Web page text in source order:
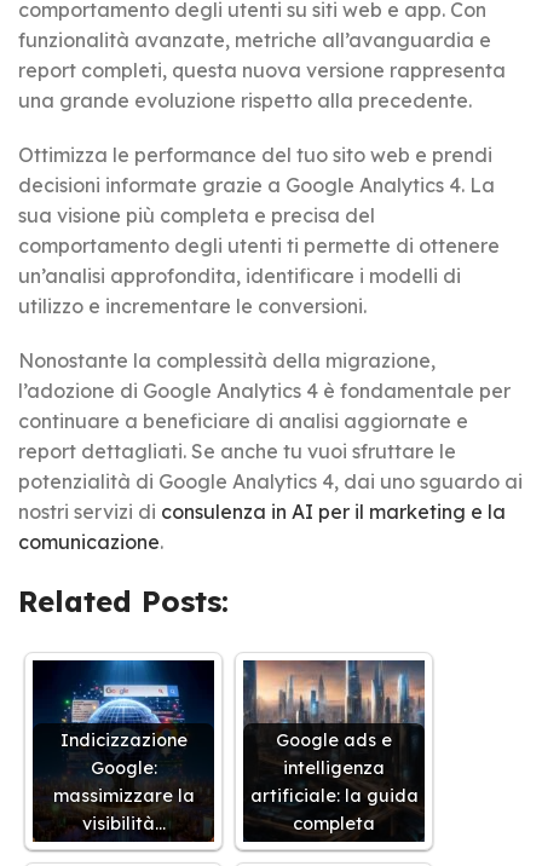
comportamento degli utenti su siti web e app. Con
funzionalità avanzate, metriche all’avanguardia e
report completi, questa nuova versione rappresenta
una grande evoluzione rispetto alla precedente.
Ottimizza le performance del tuo sito web e prendi
decisioni informate grazie a Google Analytics 4. La
sua visione più completa e precisa del
comportamento degli utenti ti permette di ottenere
un’analisi approfondita, identificare i modelli di
utilizzo e incrementare le conversioni.
Nonostante la complessità della migrazione,
l’adozione di Google Analytics 4 è fondamentale per
continuare a beneficiare di analisi aggiornate e
report dettagliati. Se anche tu vuoi sfruttare le
potenzialità di Google Analytics 4, dai uno sguardo ai
nostri servizi di consulenza in AI per il marketing e la
comunicazione.
Related Posts:
Indicizzazione
Google:
massimizzare la
visibilità…
Google ads e
intelligenza
artificiale: la guida
completa